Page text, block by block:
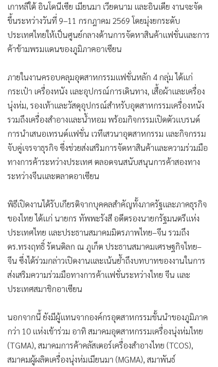
เกาหลีใต้ อินโดนีเซีย เมียนมา เวียดนาม และอินเดีย งานจะจัด
ขึ้นระหว่างวันที่ 9–11 กรกฎาคม 2569 โดยมุ่งยกระดับ
ประเทศไทยให้เป็นศูนย์กลางด้านการจัดหาสินค้าแฟชั่นและการ
ค้าข้ามพรมแดนของภูมิภาคอาเซียน
ภายในงานครอบคลุมอุตสาหกรรมแฟชั่นหลัก 4 กลุ่ม ได้แก่
กระเป๋า เครื่องหนัง และอุปกรณ์การเดินทาง, เสื้อผ้าและเครื่อง
นุ่งห่ม, รองเท้าและวัสดุอุปกรณ์สำหรับอุตสาหกรรมเครื่องหนัง
รวมถึงเครื่องสำอางและน้ำหอม พร้อมกิจกรรมเปิดตัวแบรนด์
การนำเสนอเทรนด์แฟชั่น เวทีเสวนาอุตสาหกรรม และกิจกรรม
จับคู่เจรจาธุรกิจ ซึ่งช่วยส่งเสริมการจัดหาสินค้าและความร่วมมือ
ทางการค้าระหว่างประเทศ ตลอดจนสนับสนุนการค้าสองทาง
ระหว่างจีนและตลาดอาเซียน
พิธีเปิดงานได้รับเกียรติจากบุคคลสำคัญทั้งภาครัฐและภาคธุรกิจ
ของไทย ได้แก่ นายกร ทัพพะรังสี อดีตรองนายกรัฐมนตรีแห่ง
ประเทศไทย และประธานสมาคมมิตรภาพไทย–จีน รวมถึง
ดร.ทรงฤทธิ์ รัตนดิลก ณ ภูเก็ต ประธานสมาคมเศรษฐกิจไทย–
จีน ซึ่งได้ร่วมกล่าวเปิดงานและเน้นย้ำถึงบทบาทของงานในการ
ส่งเสริมความร่วมมือทางการค้าแฟชั่นระหว่างไทย จีน และ
ประเทศสมาชิกอาเซียน
นอกจากนี้ ยังมีผู้แทนจากองค์กรอุตสาหกรรมชั้นนำของภูมิภาค
กว่า 10 แห่งเข้าร่วม อาทิ สมาคมอุตสาหกรรมเครื่องนุ่งห่มไทย
(TGMA), สมาคมการค้าคลัสเตอร์เครื่องสำอางไทย (TCOS),
สมาคมผู้ผลิตเครื่องนุ่งห่มเมียนมา (MGMA), สมาพันธ์